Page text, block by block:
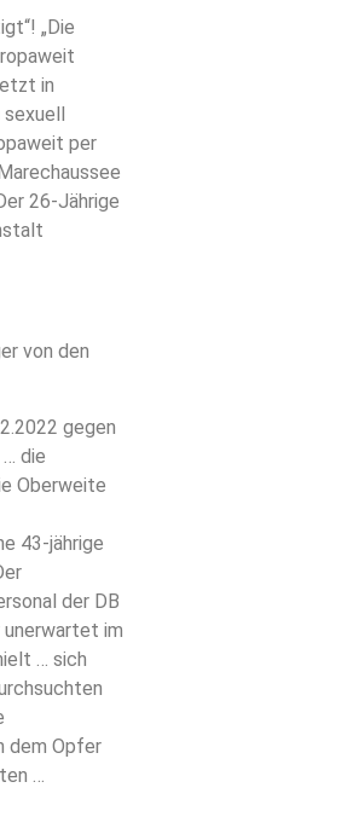
„Die
in
sexuell
per
26-Jährige
von den
gegen
die
Oberweite
43-jährige
der DB
im
… sich
dem Opfer
…